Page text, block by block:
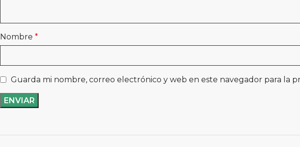
Nombre *
Guarda mi nombre, correo electrónico y web en este navegador para la